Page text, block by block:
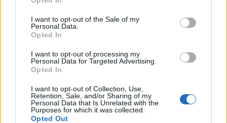
I want to opt-out of the Sale of my
Personal Data.
Opted In
I want to opt-out of processing my
Personal Data for Targeted Advertising.
Opted In
I want to opt-out of Collection, Use,
Retention, Sale, and/or Sharing of my
Personal Data that Is Unrelated with the
Purposes for which it was collected.
Opted Out
Staran luetuimmat
1